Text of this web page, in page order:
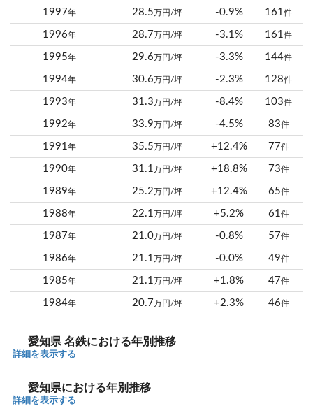
1997年 28.5万円/坪 -0.9% 161件
1996年 28.7万円/坪 -3.1% 161件
1995年 29.6万円/坪 -3.3% 144件
1994年 30.6万円/坪 -2.3% 128件
1993年 31.3万円/坪 -8.4% 103件
1992年 33.9万円/坪 -4.5% 83件
1991年 35.5万円/坪 +12.4% 77件
1990年 31.1万円/坪 +18.8% 73件
1989年 25.2万円/坪 +12.4% 65件
1988年 22.1万円/坪 +5.2% 61件
1987年 21.0万円/坪 -0.8% 57件
1986年 21.1万円/坪 -0.0% 49件
1985年 21.1万円/坪 +1.8% 47件
1984年 20.7万円/坪 +2.3% 46件
愛知県 名鉄における年別推移
詳細を表示する
愛知県における年別推移
詳細を表示する